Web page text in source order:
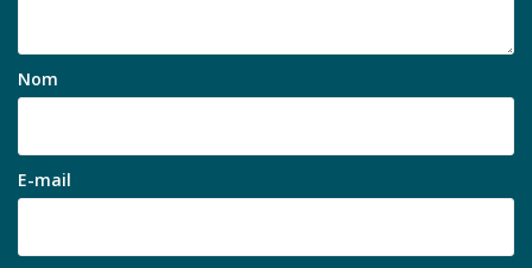
Nom
E-mail